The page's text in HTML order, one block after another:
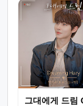
그대에게 드림